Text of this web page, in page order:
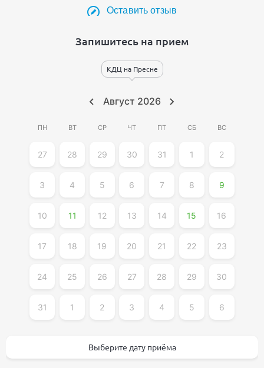
Оставить отзыв
Запишитесь на прием
КДЦ на Пресне
Август 2026
ПН ВТ СР ЧТ ПТ СБ ВС
27 28 29 30 31 1 2
3 4 5 6 7 8 9
10 11 12 13 14 15 16
17 18 19 20 21 22 23
24 25 26 27 28 29 30
31 1 2 3 4 5 6
Выберите дату приёма